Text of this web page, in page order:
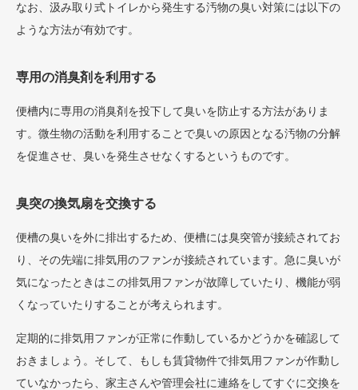
なお、汲み取り式トイレから発生する汚物の臭い対策には以下の
ような方法が有効です。
専用の消臭剤を利用する
便槽内に専用の消臭剤を投下して臭いを防止する方法がありま
す。微生物の活動を利用することで臭いの原因となる汚物の分解
を促進させ、臭いを発生させなくするというものです。
臭突の換気扇を交換する
便槽の臭いを外に排出するため、便槽には臭突管が接続されてお
り、その先端に排気用のファンが接続されています。急に臭いが
気になったときはこの排気用ファンが故障していたり、機能が弱
くなっていたりすることが考えられます。
定期的に排気用ファンが正常に作動しているかどうかを確認して
おきましょう。そして、もしも賃貸物件で排気用ファンが作動し
ていなかったら、家主さんや管理会社に連絡をしてすぐに交換を